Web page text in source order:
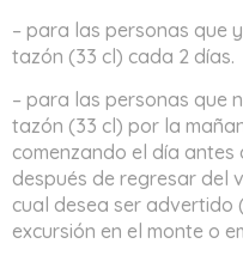
– para las personas que
tazón (33 cl) cada 2 días.
– para las personas que
tazón (33 cl) por la
comenzando el día
después de regresar del
cual desea ser advertido
excursión en el monte o